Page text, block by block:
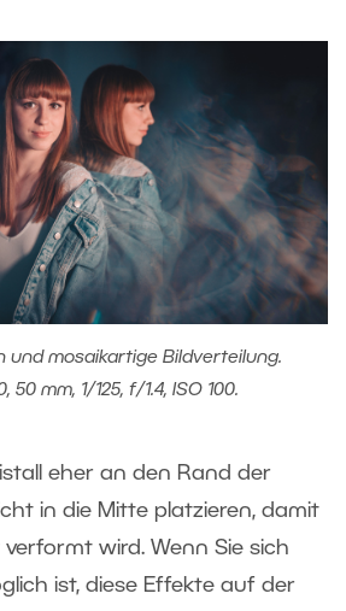
und mosaikartige Bildverteilung.
50 mm, 1/125, f/1.4, ISO 100.
eher an den Rand der
in die Mitte platzieren, damit
wird. Wenn Sie sich
ist, diese Effekte auf der